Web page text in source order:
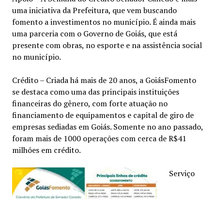
uma iniciativa da Prefeitura, que vem buscando
fomento a investimentos no município. É ainda mais
uma parceria com o Governo de Goiás, que está
presente com obras, no esporte e na assistência social
no município.
Crédito – Criada há mais de 20 anos, a GoiásFomento
se destaca como uma das principais instituições
financeiras do gênero, com forte atuação no
financiamento de equipamentos e capital de giro de
empresas sediadas em Goiás. Somente no ano passado,
foram mais de 1000 operações com cerca de R$41
milhões em crédito.
Serviço